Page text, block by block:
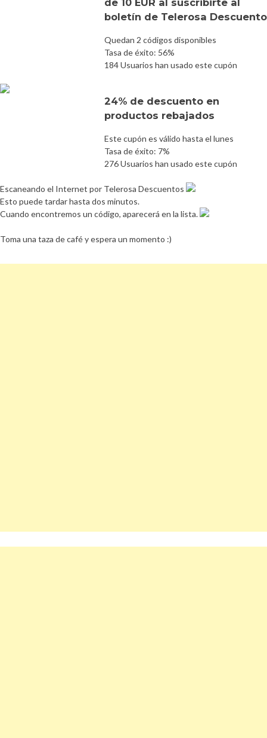
boletín de Telerosa Descuento
Quedan 2 códigos disponibles
Tasa de éxito: 56%
184 Usuarios han usado este cupón
24% de descuento en
productos rebajados
Este cupón es válido hasta el lunes
Tasa de éxito: 7%
276 Usuarios han usado este cupón
Escaneando el Internet por Telerosa Descuentos
Esto puede tardar hasta dos minutos.
Cuando encontremos un código, aparecerá en la lista.
Toma una taza de café y espera un momento :)